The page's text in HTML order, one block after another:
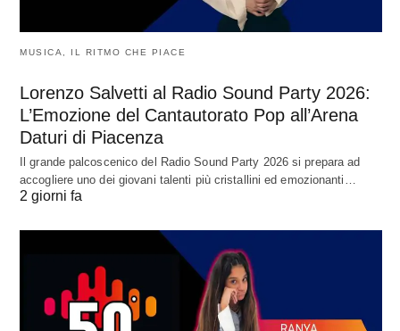
MUSICA, IL RITMO CHE PIACE
Lorenzo Salvetti al Radio Sound Party 2026:
L’Emozione del Cantautorato Pop all’Arena
Daturi di Piacenza
Il grande palcoscenico del Radio Sound Party 2026 si prepara ad
accogliere uno dei giovani talenti più cristallini ed emozionanti…
2 giorni fa